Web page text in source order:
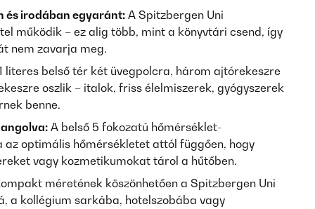
és irodában egyaránt: A Spitzbergen Uni
működik – ez alig több, mint a könyvtári csend, így
nem zavarja meg.
literes belső tér két üvegpolcra, három ajtórekeszre
oszlik – italok, friss élelmiszerek, gyógyszerek
benne.
A belső 5 fokozatú hőmérséklet-
az optimális hőmérsékletet attól függően, hogy
vagy kozmetikumokat tárol a hűtőben.
méretének köszönhetően a Spitzbergen Uni
a kollégium sarkába, hotelszobába vagy